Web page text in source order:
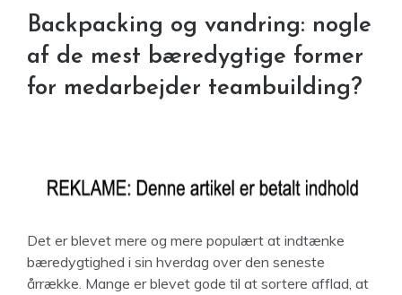
Backpacking og vandring: nogle
af de mest bæredygtige former
for medarbejder teambuilding?
Det er blevet mere og mere populært at indtænke
bæredygtighed i sin hverdag over den seneste
årrække. Mange er blevet gode til at sortere afflad, at